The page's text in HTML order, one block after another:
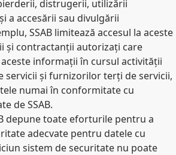
distrugerii, utilizării
a accesării sau divulgării
SSAB limitează accesul la aceste
și contractanții autorizați care
informații în cursul activității
servicii și furnizorilor terți de servicii,
numai în conformitate cu
de SSAB.
depune toate eforturile pentru a
adecvate pentru datele cu
sistem de securitate nu poate